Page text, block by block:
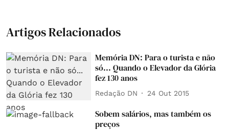
Artigos Relacionados
Memória DN: Para o turista e não
só... Quando o Elevador da Glória
fez 130 anos
Redação DN 24 Out 2015
Sobem salários, mas também os
preços